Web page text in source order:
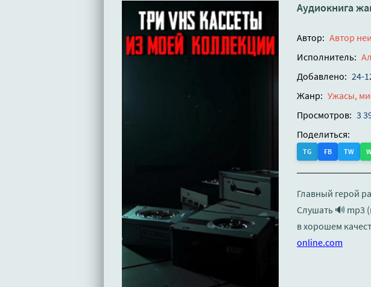
Аудиокнига
Автор: Автор
Исполнитель:
Добавлено: 24-
Жанр: Ужасы,
Просмотров: 3
Поделиться:
TG FB TW
Главный герой
Слушать 🔊 mp3
в хорошем
online.com